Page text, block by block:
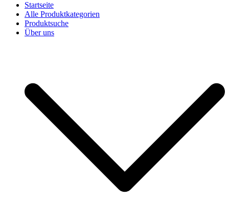
Startseite
Alle Produktkategorien
Produktsuche
Über uns